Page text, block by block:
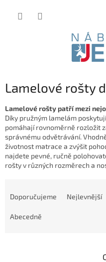
Lamelové rošty
Lamelové rošty patří mezi
Díky pružným lamelám
pomáhají rovnoměrně rozložit
správnému odvětrávání.
životnost matrace a zvýšit
najdete pevné, ručně
rošty v různých rozměrech a
Doporučujeme Nejlevnější
Abecedně